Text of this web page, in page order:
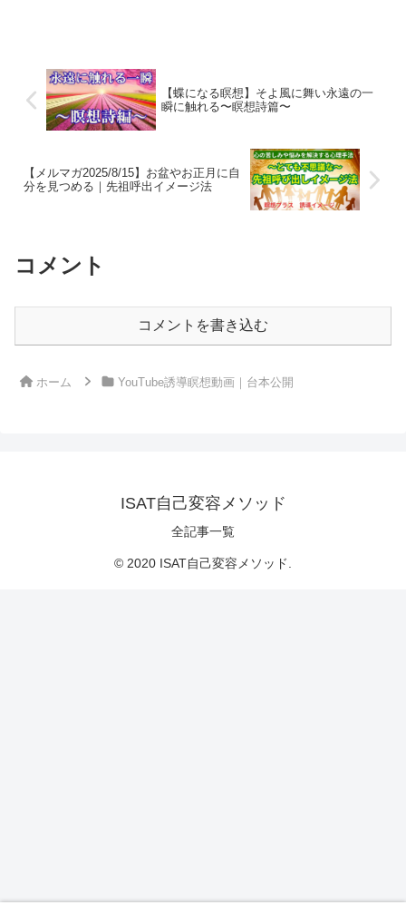
【蝶になる瞑想】そよ風に舞い永遠の一
瞬に触れる〜瞑想詩篇〜
【メルマガ2025/8/15】お盆やお正月に自
分を見つめる｜先祖呼出イメージ法
コメント
コメントを書き込む
ホーム YouTube誘導瞑想動画｜台本公開
ISAT自己変容メソッド
全記事一覧
© 2020 ISAT自己変容メソッド.